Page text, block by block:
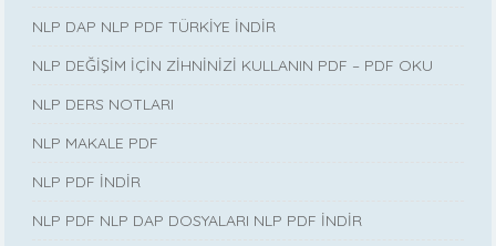
NLP DAP NLP PDF TÜRKİYE İNDİR
NLP DEĞİŞİM İÇİN ZİHNİNİZİ KULLANIN PDF – PDF OKU
NLP DERS NOTLARI
NLP MAKALE PDF
NLP PDF İNDİR
NLP PDF NLP DAP DOSYALARI NLP PDF İNDİR